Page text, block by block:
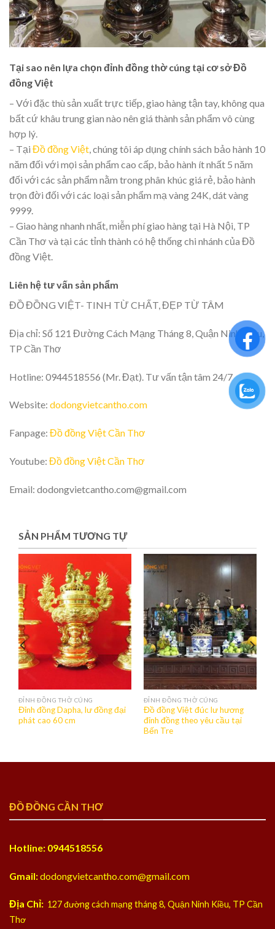
Tại sao nên lựa chọn đỉnh đồng thờ cúng tại cơ sở Đồ
đồng Việt
– Với đặc thù sản xuất trực tiếp, giao hàng tận tay, không qua
bất cứ khâu trung gian nào nên giá thành sản phẩm vô cùng
hợp lý.
– Tại Đồ đồng Việt, chúng tôi áp dụng chính sách bảo hành 10
năm đối với mọi sản phẩm cao cấp, bảo hành ít nhất 5 năm
đối với các sản phẩm nằm trong phân khúc giá rẻ, bảo hành
trọn đời đối với các loại sản phẩm mạ vàng 24K, dát vàng
9999.
– Giao hàng nhanh nhất, miễn phí giao hàng tại Hà Nội, TP
Cần Thơ và tại các tỉnh thành có hệ thống chi nhánh của Đồ
đồng Việt.
Liên hệ tư vấn sản phẩm
ĐỒ ĐỒNG VIỆT- TINH TỪ CHẤT, ĐẸP TỪ TÂM
Địa chỉ: Số 121 Đường Cách Mạng Tháng 8, Quận Ninh Kiều,
TP Cần Thơ
Hotline: 0944518556 (Mr. Đạt). Tư vấn tận tâm 24/7
Website: dodongvietcantho.com
Fanpage: Đồ đồng Việt Cần Thơ
Youtube: Đồ đồng Việt Cần Thơ
Email: dodongvietcantho.com@gmail.com
SẢN PHẨM TƯƠNG TỰ
ĐỈNH ĐỒNG THỜ CÚNG
Đỉnh đồng Dapha, lư đồng đại
phát cao 60 cm
ĐỈNH ĐỒNG THỜ CÚNG
Đồ đồng Việt đúc lư hương
đỉnh đồng theo yêu cầu tại
Bến Tre
ĐỒ ĐỒNG CẦN THƠ
Hotline: 0944518556
Gmail:dodongvietcantho.com@gmail.com
Địa Chỉ: 127 đường cách mạng tháng 8, Quận Ninh Kiều, TP Cần
Thơ